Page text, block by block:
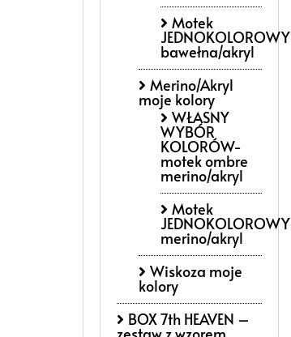
Motek
JEDNOKOLOROWY
bawełna/akryl
Merino/Akryl
moje kolory
WŁASNY
WYBÓR
KOLORÓW-
motek ombre
merino/akryl
Motek
JEDNOKOLOROWY
merino/akryl
Wiskoza moje
kolory
BOX 7th HEAVEN –